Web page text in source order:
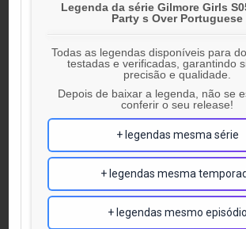
Legenda da série Gilmore Girls
Party s Over Portuguese
Todas as legendas disponíveis para
testadas e verificadas, garantindo
precisão e qualidade.
Depois de baixar a legenda, não se
conferir o seu release!
+ legendas mesma série
+ legendas mesma
+ legendas mesmo episódio